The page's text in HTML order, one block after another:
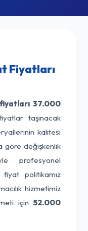
Fiyatları
37.000
taşınacak
kalitesi
göre değişkenlik
profesyonel
politikamız
hizmetimiz
için 52.000